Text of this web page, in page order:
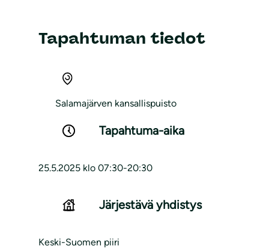
Tapahtuman tiedot
Salamajärven kansallispuisto
Tapahtuma-aika
25.5.2025 klo 07:30-20:30
Järjestävä yhdistys
Keski-Suomen piiri